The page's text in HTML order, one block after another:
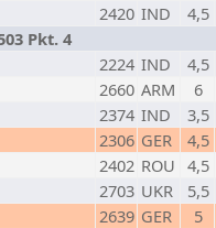
2420 IND
4,5
Pkt. 4
2224 IND
4,5
2660 ARM
6
2374 IND
3,5
2306 GER
4,5
2402 ROU 4,5
2703 UKR
5,5
2639 GER
5